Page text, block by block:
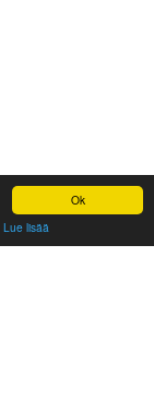
Ok
Lue lisää